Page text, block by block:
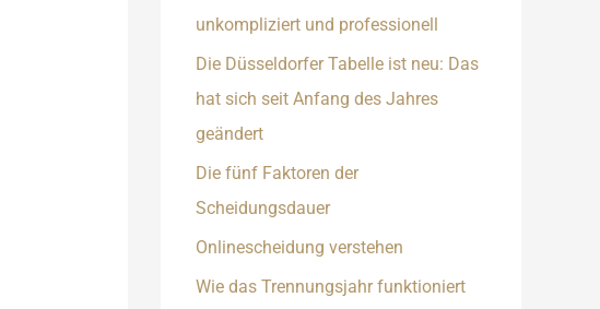
unkompliziert und professionell
Die Düsseldorfer Tabelle ist neu: Das
hat sich seit Anfang des Jahres
geändert
Die fünf Faktoren der
Scheidungsdauer
Onlinescheidung verstehen
Wie das Trennungsjahr funktioniert